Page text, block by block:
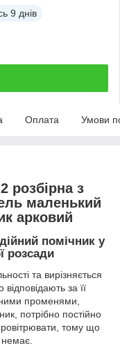
9 днів
Оплата Умови
розбірна з
маленький
арковий
помічник у
розсади
та вирізняється
за її
променями,
потрібно постійно
тому що
немає.